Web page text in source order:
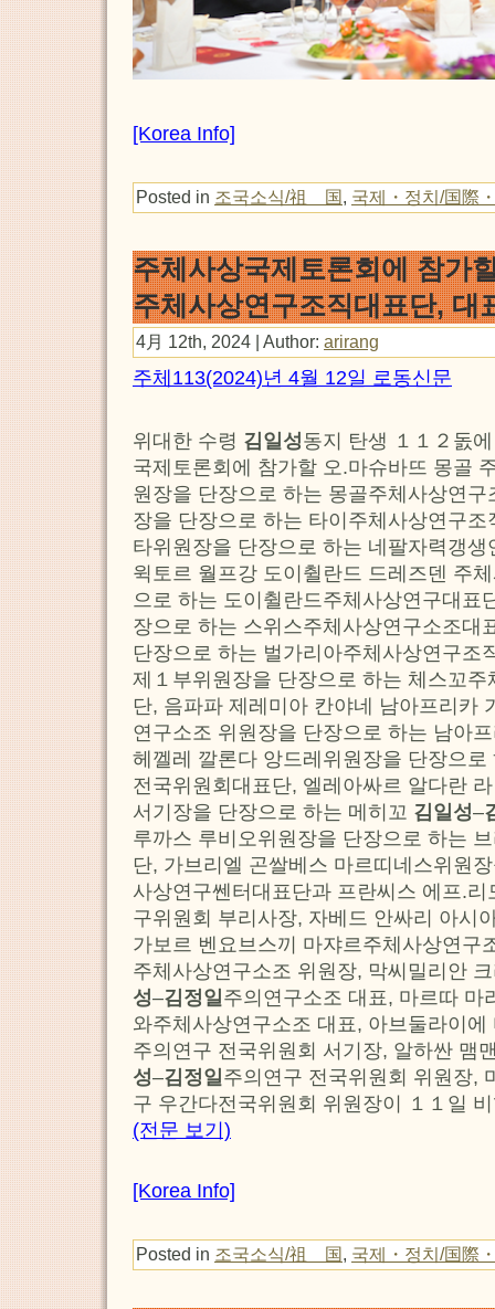
[Korea Info]
Posted in 조국소식/祖 国, 국제・정치/国際
주체사상국제토론회에 참가
주체사상연구조직대표단, 대
4月 12th, 2024 | Author: arirang
주체113(2024)년 4월 12일 로동신문
위대한 수령 김일성동지 탄생 １１２돐
국제토론회에 참가할 오.마슈바뜨 몽골
원장을 단장으로 하는 몽골주체사상연
장을 단장으로 하는 타이주체사상연구
타위원장을 단장으로 하는 네팔자력갱
윅토르 월프강 도이췰란드 드레즈덴 주
으로 하는 도이췰란드주체사상연구대표
장으로 하는 스위스주체사상연구소조대
단장으로 하는 벌가리아주체사상연구조
제１부위원장을 단장으로 하는 체스꼬
단, 음파파 제레미아 칸야네 남아프리카
연구소조 위원장을 단장으로 하는 남아
헤껠레 깔론다 앙드레위원장을 단장으
전국위원회대표단, 엘레아싸르 알다란
서기장을 단장으로 하는 메히꼬 김일성–
루까스 루비오위원장을 단장으로 하는
단, 가브리엘 곤쌀베스 마르띠네스위원
사상연구쎈터대표단과 프란씨스 에프.
구위원회 부리사장, 자베드 안싸리 아시
가보르 벤요브스끼 마쟈르주체사상연구
주체사상연구소조 위원장, 막씨밀리안
성–김정일주의연구소조 대표, 마르따 마
와주체사상연구소조 대표, 아브둘라이
주의연구 전국위원회 서기장, 알하싼 맴
성–김정일주의연구 전국위원회 위원장,
구 우간다전국위원회 위원장이 １１일
(전문 보기)
[Korea Info]
Posted in 조국소식/祖 国 , 국제・정치/国際